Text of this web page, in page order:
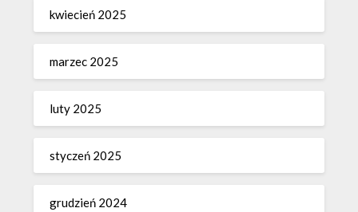
kwiecień 2025
marzec 2025
luty 2025
styczeń 2025
grudzień 2024